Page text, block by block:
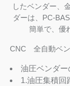
したベンダー、
ダーは、PC-
簡単で、優
CNC 全自動ベン
油圧ベンダー
1.油圧集積回